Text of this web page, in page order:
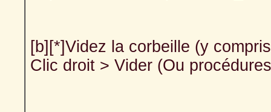
[b][*]Videz la corbeille (y
Clic droit > Vider (Ou